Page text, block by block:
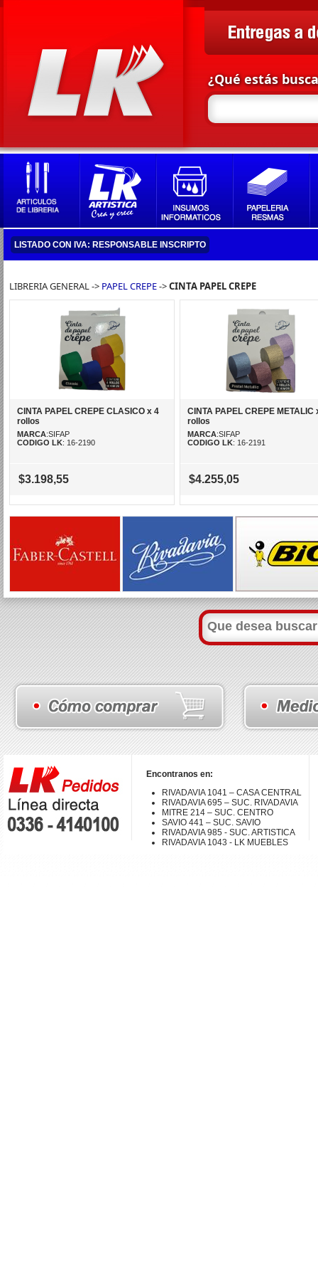
¿Qué estás
LISTADO CON IVA: RESPONSABLE INSCRIPTO
LIBRERIA GENERAL -> PAPEL CREPE->CINTA PAPEL CREPE
CINTA PAPEL CREPE CLASICO x 4
rollos
MARCA:SIFAP
CODIGO LK: 16-2190
$3.198,55
CINTA PAPEL CREPE METALIC
rollos
MARCA:SIFAP
CODIGO LK: 16-2191
$4.255,05
Encontranos en:
RIVADAVIA 1041 – CASA CENTRAL
RIVADAVIA 695 – SUC. RIVADAVIA
MITRE 214 – SUC. CENTRO
SAVIO 441 – SUC. SAVIO
RIVADAVIA 985 - SUC. ARTISTICA
RIVADAVIA 1043 - LK MUEBLES